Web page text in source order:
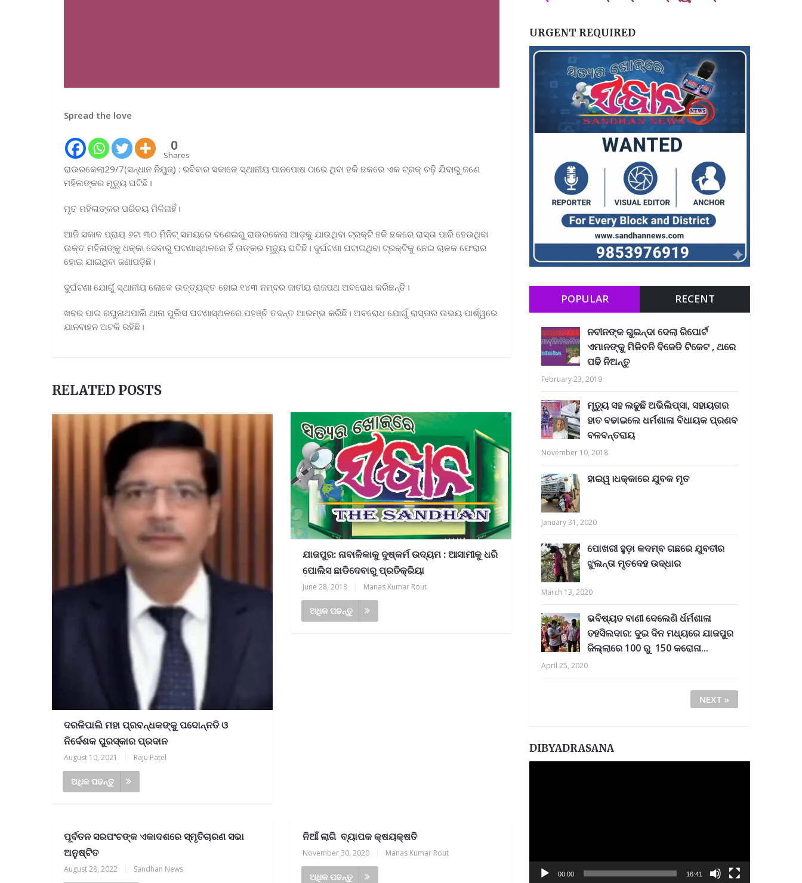
Spread the love
0
Shares
ରାଉରକେଲା29/7(ସନ୍ଧାନ ନିୟୁଜ୍) : ରବିବାର ସକାଳେ ସ୍ଥାନୀୟ ପାନପୋଷ ଠାରେ ଥିବା ହକି ଛକରେ ଏକ ଟ୍ରକ୍‌ ଚଢ଼ି ଯିବାରୁ ଜଣେ
ମହିଳାଙ୍କର ମୃତ୍ୟୁ ଘଟିଛି।
ମୃତ ମହିଳାଙ୍କର ପରିଚୟ ମିଳିନାହିଁ।
ଆଜି ସକାଳ ପ୍ରାୟ ୬ଟା ୩୦ ମିନିଟ୍‌ ସମୟରେ ବଣେଇରୁ ରାଉରକେଲା ଆଡ଼କୁ ଯାଉଥିବା ଟ୍ରକ୍‌ଟି ହକି ଛକରେ ରାସ୍ତା ପାରି ହେଉଥିବା
ଉକ୍ତ ମହିଳାଙ୍କୁ ଧକ୍କା ଦେବାରୁ ଘଟଣାସ୍ଥଳରେ ହିଁ ତାଙ୍କର ମୃତ୍ୟୁ ଘଟିଛି। ଦୁର୍ଘଟଣା ଘଟାଇଥିବା ଟ୍ରକ୍‌ଟିକୁ ନେଇ ଚାଳକ ଫେରାର
ହୋଇ ଯାଇଥିବା ଜଣାପଡ଼ିଛି।
ଦୁର୍ଘଟଣା ଯୋଗୁଁ ସ୍ଥାନୀୟ ଲୋକେ ଉତ୍ତ୍ୟକ୍ତ ହୋଇ ୧୪୩ ନମ୍ବର ଜାତୀୟ ରାଜପଥ ଅବରୋଧ କରିଛନ୍ତି।
ଖବର ପାଇ ରଘୁନାଥପାଲି ଥାନା ପୁଲିସ ଘଟଣାସ୍ଥଳରେ ପହଞ୍ଚି ତଦନ୍ତ ଆରମ୍ଭ କରିଛି। ଅବରୋଧ ଯୋଗୁଁ ରାସ୍ତାର ଉଭୟ ପାର୍ଶ୍ୱରେ
ଯାନବାହନ ଅଟକି ରହିଛି।
RELATED POSTS
ଦରଳିପାଲି ମହା ପ୍ରବନ୍ଧକଙ୍କୁ ପଦୋନ୍ନତି ଓ
ନିର୍ଦେଶକ ପୁରସ୍କାର ପ୍ରଦାନ
August 10, 2021 Raju Patel
ଅଧିକ ପଢନ୍ତୁ
ଯାଜପୁର: ନାବାଳିକାକୁ ଦୁଷ୍କର୍ମ ଉଦ୍ୟମ : ଆସାମୀକୁ ଧରି
ପୋଲିସ ଛାଡିଦେବାରୁ ପ୍ରତିକ୍ରିୟା
June 28, 2018 Manas Kumar Rout
ଅଧିକ ପଢନ୍ତୁ
ପୂର୍ବତନ ସରପଂଚଙ୍କ ଏକାଦଶରେ ସ୍ମୃତିଚାରଣ ସଭା
ଅନୁଷ୍ଟିତ
August 28, 2022 Sandhan News
ନିଆଁ ଲାଗି ବ୍ୟାପକ କ୍ଷୟକ୍ଷତି
November 30, 2020 Manas Kumar Rout
ଅଧିକ ପଢନ୍ତୁ
URGENT REQUIRED
POPULAR RECENT
ନବୀନଙ୍କ ଗୁଇନ୍ଦା ଦେଲା ରିପୋର୍ଟ
ଏମାନଙ୍କୁ ମିଳିବନି ବିଜେଡି ଟିକେଟ , ଥରେ
ପଢି ନିଅନ୍ତୁ
February 23, 2019
ମୃତ୍ୟୁ ସହ ଲଢୁଛି ଅଭିଲିପ୍ସା, ସହାୟତାର
ହାତ ବଢାଇଲେ ଧର୍ମଶାଳା ବିଧାୟକ ପ୍ରଣବ
ବଳବନ୍ତରାୟ
November 10, 2018
ହାଇୱ।ଧକ୍କାରେ ଯୁବକ ମୃତ
January 31, 2020
ପୋଖରୀ ହୁଡ଼ା କଦମ୍ବ ଗଛରେ ଯୁବତୀର
ଝୁଲନ୍ତା ମୃତଦେହ ଉଦ୍ଧାର
March 13, 2020
ଭବିଷ୍ୟତ ବାଣୀ ଦେଲେଣି ର୍ଧର୍ମଶାଳା
ତହସିଲଦାର: ଦୁଇ ଦିନ ମଧ୍ୟରେ ଯାଜପୁର
ଜିଲ୍ଲାରେ 100 ରୁ 150 କରୋନା...
April 25, 2020
NEXT »
DIBYADRASANA
00:00 16:41